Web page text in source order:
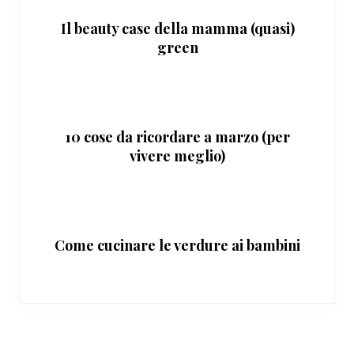
Il beauty case della mamma (quasi)
green
10 cose da ricordare a marzo (per
vivere meglio)
Come cucinare le verdure ai bambini